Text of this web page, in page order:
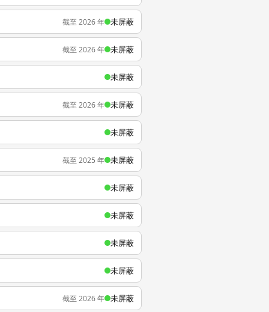
截至 2026 年 未屏蔽
截至 2026 年 未屏蔽
未屏蔽
截至 2026 年 未屏蔽
未屏蔽
截至 2025 年 未屏蔽
未屏蔽
未屏蔽
未屏蔽
未屏蔽
截至 2026 年 未屏蔽